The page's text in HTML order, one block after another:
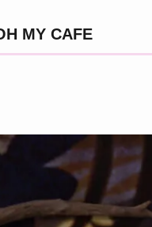
MY CAFE